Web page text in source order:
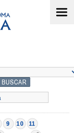
9 10 11